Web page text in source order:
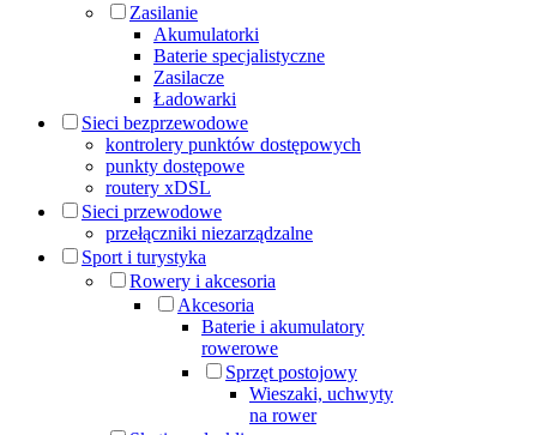
Zasilanie
Akumulatorki
Baterie specjalistyczne
Zasilacze
Ładowarki
Sieci bezprzewodowe
kontrolery punktów dostępowych
punkty dostępowe
routery xDSL
Sieci przewodowe
przełączniki niezarządzalne
Sport i turystyka
Rowery i akcesoria
Akcesoria
Baterie i akumulatory
rowerowe
Sprzęt postojowy
Wieszaki, uchwyty
na rower